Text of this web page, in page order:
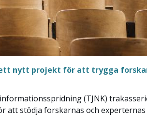
nytt projekt för att trygga
(TJNK)
att stödja forskarnas och